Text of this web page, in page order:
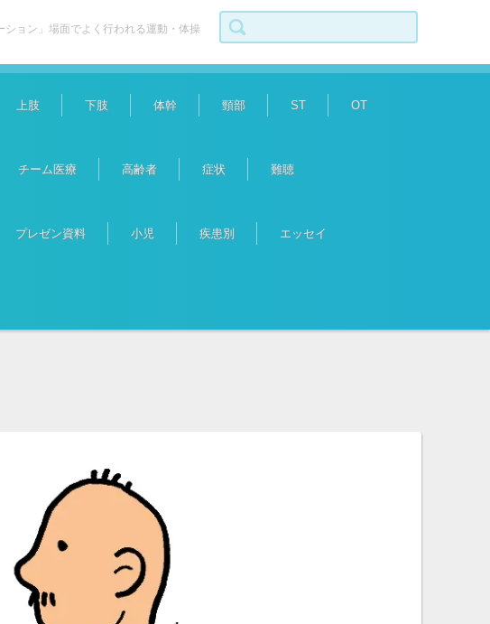
ョン」場面でよく行われる運動・体操
検索:
上肢 下肢 体幹 頸部 ST OT
チーム医療 高齢者 症状 難聴
プレゼン資料 小児 疾患別 エッセイ